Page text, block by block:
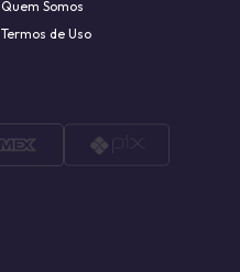
Quem Somos
Termos de Uso